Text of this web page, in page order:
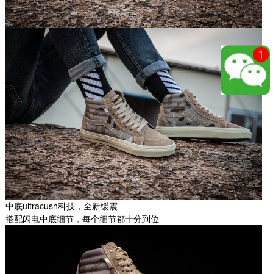
中底ultracush科技，全新缓震
搭配闪电中底细节，每个细节都十分到位
精仿鞋 Vans The North Face...
早在两年前，The North Face 就和 VANS 展开
过联名，不过最近我们为大家也曝光了这两个品
牌全新联...
Old Skool Embossed Sidewall...